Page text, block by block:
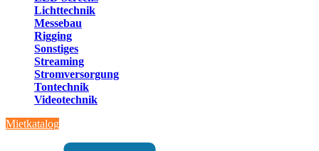
Lichttechnik
Messebau
Rigging
Sonstiges
Streaming
Stromversorgung
Tontechnik
Videotechnik
Mietkatalog